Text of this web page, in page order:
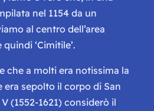
nel 1154 da un
al centro dell’area
‘Cimitile’.
che a molti era notissima la
sepolto il corpo di San
(1552-1621) considerò il